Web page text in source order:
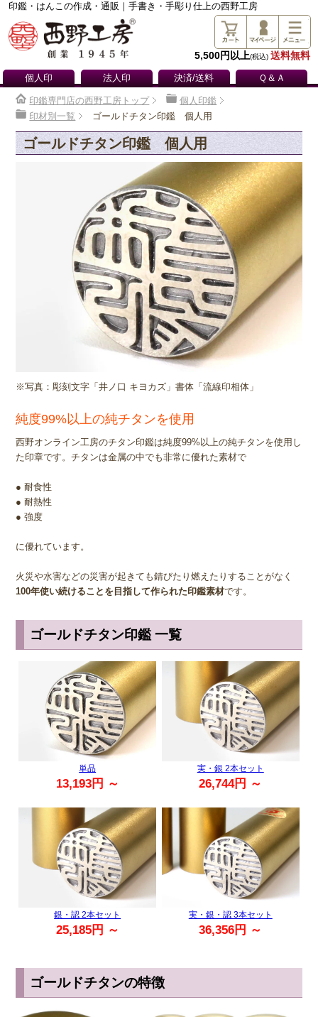
印鑑・はんこの作成・通販｜手書き・手彫り仕上の西野工房
5,500円以上(税込) 送料無料
個人印 法人印 決済/送料 Ｑ＆Ａ
印鑑専門店の西野工房トップ
個人印鑑
印材別一覧
ゴールドチタン印鑑 個人用
ゴールドチタン印鑑 個人用
※写真：彫刻文字「井ノ口 キヨカズ」書体「流線印相体」
純度99%以上の純チタンを使用
西野オンライン工房のチタン印鑑は純度99%以上の純チタンを使用し
た印章です。チタンは金属の中でも非常に優れた素材で
● 耐食性
● 耐熱性
● 強度
に優れています。
火災や水害などの災害が起きても錆びたり燃えたりすることがなく
100年使い続けることを目指して作られた印鑑素材です。
ゴールドチタン印鑑 一覧
単品
13,193円 ～
実・銀 2本セット
26,744円 ～
銀・認 2本セット
25,185円 ～
実・銀・認 3本セット
36,356円 ～
ゴールドチタンの特徴